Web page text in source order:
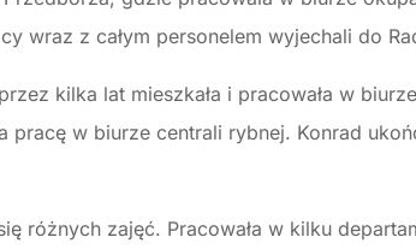
wraz z całym personelem wyjechali do
kilka lat mieszkała i pracowała w
w biurze centrali rybnej. Konrad
różnych zajęć. Pracowała w kilku